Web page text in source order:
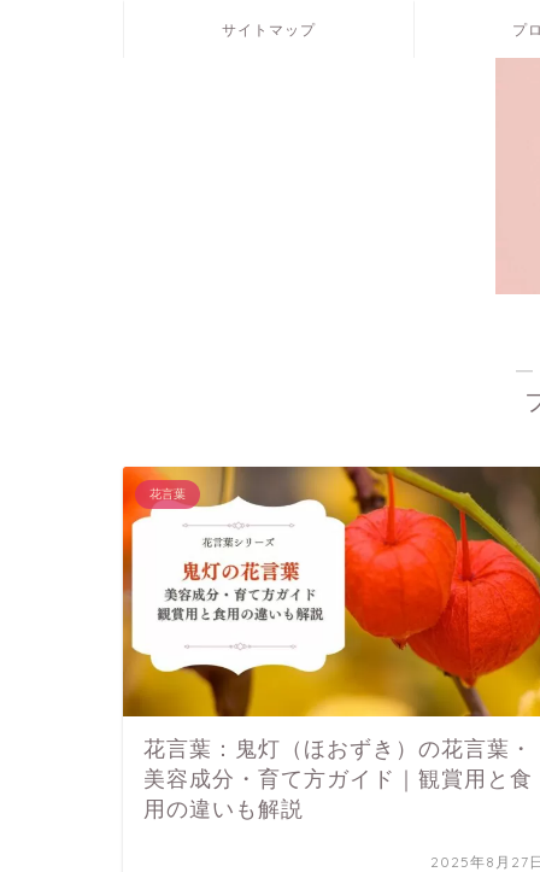
サイトマップ プ
―
花言葉
花言葉：鬼灯（ほおずき）の花言葉・
美容成分・育て方ガイド｜観賞用と食
用の違いも解説
2025年8月27